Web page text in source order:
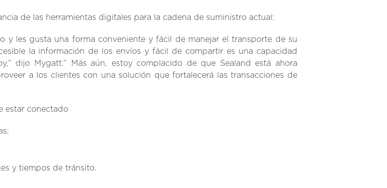
de las herramientas digitales para la cadena de suministro actual:
y les gusta una forma conveniente y fácil de manejar el transporte de su
la información de los envíos y fácil de compartir es una capacidad
dijo Mygatt.” Más aún, estoy complacido de que Sealand está ahora
a los clientes con una solución que fortalecerá las transacciones de
estar conectado
y tiempos de tránsito.